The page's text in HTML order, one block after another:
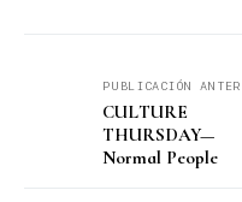
PUBLICACIÓN
CULTURE
THURSDAY—
Normal People